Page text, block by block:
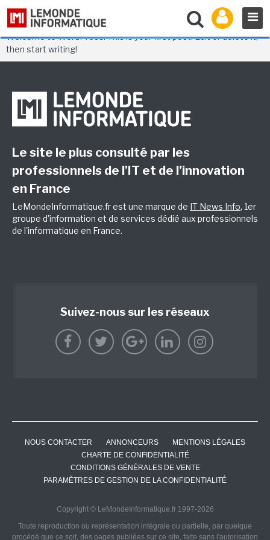
Author:admin
Hello world!
Welcome to WordPress. This is your first post. Edit or delete it,
then start writing!
Le site le plus consulté par les
professionnels de l’IT et de l’innovation
en France
LeMondeInformatique.fr est une marque de IT News Info, 1er
groupe d'information et de services dédié aux professionnels
de l'informatique en France.
Suivez-nous sur les réseaux
NOUS CONTACTER ANNONCEURS
MENTIONS LÉGALES
CHARTE DE CONFIDENTIALITÉ
CONDITIONS GÉNÉRALES DE VENTE
PARAMÈTRES DE GESTION DE LA CONFIDENTIALITÉ
Copyright © LeMondeInformatique.fr 1997-2026
Toute reproduction ou représentation intégrale ou partielle, par quelque
procédé que ce soit, des pages publiées sur ce site, faite sans l'autorisation